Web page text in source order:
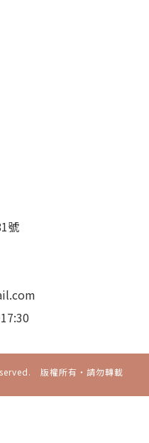
號
版權所有‧請勿轉載